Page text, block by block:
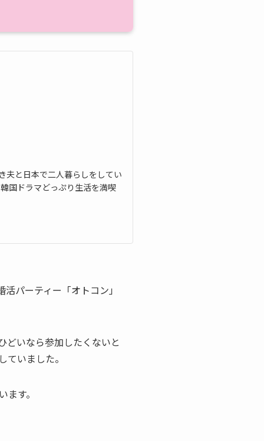
夫と日本で二人暮らしをしてい
国ドラマどっぷり生活を満喫
パーティー「オトコン」
どいなら参加したくないと
いました。
す。